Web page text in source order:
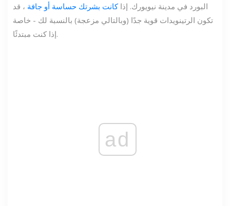
البورد في مدينة نيويورك. إذاكانت بشرتك حساسة أو جافة ، قد
تكون الرتينويدات قوية جدًا (وبالتالي مزعجة) بالنسبة لك - خاصة
إذا كنت مبتدئًا.
ad